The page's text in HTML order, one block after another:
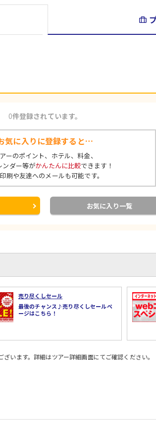
0件登録されています。
気に入りに登録すると…
ーのポイント、ホテル、料金、
ンダー等がかんたんに比較できます！
刷や友達へのメールも可能です。
お気に入り一覧
売り尽くしセール
最後のチャンス♪売り尽くしセールペ
ージはこちら！
います。詳細はツアー詳細画面にてご確認ください。